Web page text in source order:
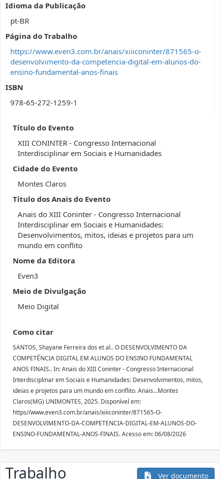
Idioma da Publicação
pt-BR
Página do Trabalho
https://www.even3.com.br/anais/xiiiconinter/871565-o-
desenvolvimento-da-competencia-digital-em-alunos-do-
ensino-fundamental-anos-finais
ISBN
978-65-272-1259-1
Título do Evento
XIII CONINTER - Congresso Internacional
Interdisciplinar em Sociais e Humanidades
Cidade do Evento
Montes Claros
Título dos Anais do Evento
Anais do XIII Coninter - Congresso Internacional
Interdisciplinar em Sociais e Humanidades:
Desenvolvimentos, mitos, ideias e projetos para um
mundo em conflito
Nome da Editora
Even3
Meio de Divulgação
Meio Digital
Como citar
SANTOS, Shayane Ferreira dos et al.. O DESENVOLVIMENTO DA
COMPETÊNCIA DIGITAL EM ALUNOS DO ENSINO FUNDAMENTAL
ANOS FINAIS.. In: Anais do XIII Coninter - Congresso Internacional
Interdisciplinar em Sociais e Humanidades: Desenvolvimentos, mitos,
ideias e projetos para um mundo em conflito. Anais...Montes
Claros(MG) UNIMONTES, 2025. Disponível em:
https//www.even3.com.br/anais/xiiiconinter/871565-O-
DESENVOLVIMENTO-DA-COMPETENCIA-DIGITAL-EM-ALUNOS-DO-
ENSINO-FUNDAMENTAL-ANOS-FINAIS. Acesso em: 06/08/2026
Trabalho Ver documento